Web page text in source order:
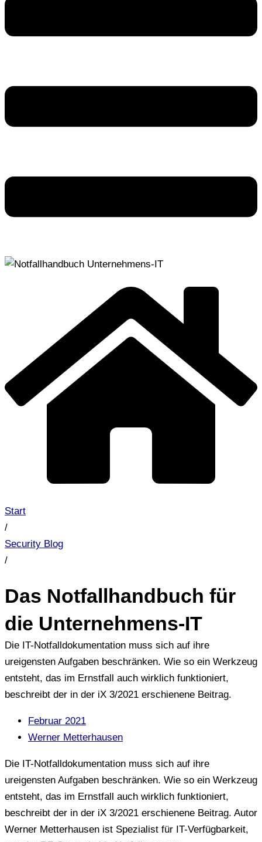
Start
/
Security Blog
/
Das Notfallhandbuch für
die Unternehmens-IT
Die IT-Notfalldokumentation muss sich auf ihre
ureigensten Aufgaben beschränken. Wie so ein Werkzeug
entsteht, das im Ernstfall auch wirklich funktioniert,
beschreibt der in der iX 3/2021 erschienene Beitrag.
Februar 2021
Werner Metterhausen
Die IT-Notfalldokumentation muss sich auf ihre
ureigensten Aufgaben beschränken. Wie so ein Werkzeug
entsteht, das im Ernstfall auch wirklich funktioniert,
beschreibt der in der iX 3/2021 erschienene Beitrag. Autor
Werner Metterhausen ist Spezialist für IT-Verfügbarkeit,